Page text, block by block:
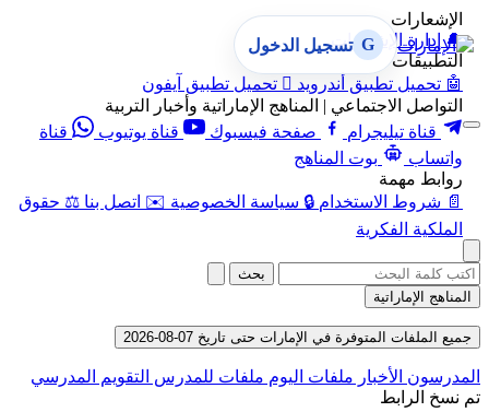
الإشعارات
🔔 إدارة الإشعارات
التطبيقات
🤖 تحميل تطبيق أندرويد  تحميل تطبيق آيفون
التواصل الاجتماعي | المناهج الإماراتية وأخبار التربية
قناة تيليجرام
صفحة فيسبوك قناة يوتيوب
قناة
واتساب
بوت المناهج
روابط مهمة
📄 شروط الاستخدام 🔒 سياسة الخصوصية ✉️ اتصل بنا ⚖️ حقوق
الملكية الفكرية
G تسجيل الدخول
بحث
المناهج الإماراتية
جميع الملفات المتوفرة في الإمارات حتى تاريخ 07-08-2026
المدرسون الأخبار ملفات اليوم ملفات للمدرس التقويم المدرسي
تم نسخ الرابط